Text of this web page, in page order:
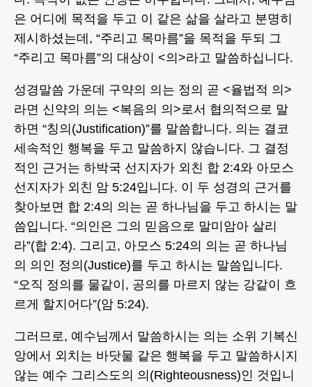
은 어디에 목적을 두고 이 같은 삶을 살라고 분명히
제시하셨는데, “주리고 목마름”을 목적을 두되 그
“주리고 목마름”의 대상이 <의>라고 말씀하십니다.
성경말씀 가운데 구약의 의는 정의 곧 <율법적 의>
라면 신약의 의는 <복음의 의>로서 협의적으로 말
하면 “칭의(Justification)”를 말씀합니다. 의는 결코
세속적인 행복을 두고 말씀하지 않습니다. 그 결정
적인 근거는 하박국 선지자가 외친 합 2:4와 아모스
선지자가 외친 암 5:24입니다. 이 두 성경의 근거를
찾아보면 합 2:4의 의는 곧 하나님을 두고 하시는 말
씀입니다. “의인은 그의 믿음으로 말미암아 살리
라”(합 2:4). 그리고, 아모스 5:24의 의는 곧 하나님
의 의인 정의(Justice)를 두고 하시는 말씀입니다.
“오직 정의를 물같이, 공의를 마르지 않는 강같이 흐
르게 할지어다”(암 5:24).
그러므로, 예수님께서 말씀하시는 의는 소위 기복신
앙에서 외치는 바닷물 같은 행복을 두고 말씀하시지
않는 예수 그리스도의 의(Righteousness)인 것입니